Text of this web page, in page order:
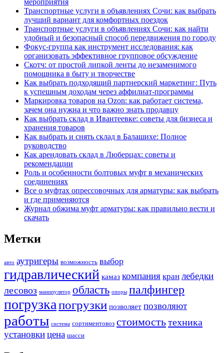
мероприятия
Транспортные услуги в объявлениях Сочи: как выбрать
лучший вариант для комфортных поездок
Транспортные услуги в объявлениях Сочи: как найти
удобный и безопасный способ передвижения по городу
Фокус-группа как инструмент исследования: как
организовать эффективное групповое обсуждение
Скотч: от простой липкой ленты до незаменимого
помощника в быту и творчестве
Как выбрать подходящий партнерский маркетинг: Путь
к успешным доходам через аффилиат-программы
Маркировка товаров на Ozon: как работает система,
зачем она нужна и что важно знать продавцу
Как выбрать склад в Ивантеевке: советы для бизнеса и
хранения товаров
Как выбрать и снять склад в Балашихе: Полное
руководство
Как арендовать склад в Люберцах: советы и
рекомендации
Роль и особенности болтовых муфт в механических
соединениях
Все о муфтах опрессовочных для арматуры: как выбрать
и где применяются
Журнал обжима муфт арматуры: как правильно вести и
скачать
Метки
авто аутригеры возможность выбор
гидравлический камаз компания кран лебедки
лесовоз манипулятор область опоры палфингер
погрузкапогрузки позволяет позволяют
работы система сортиментовоз стоимостьтехника
установкицена шасси